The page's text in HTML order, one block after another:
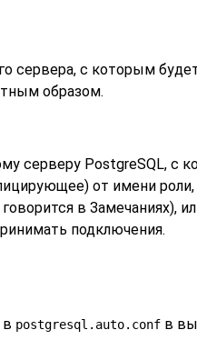
сервера, с которым
образом.
серверу PostgreSQL, с
от имени
в Замечаниях),
подключения.
postgresql.auto.conf в